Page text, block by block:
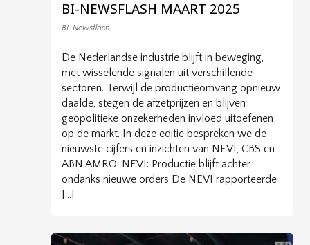
BI-NEWSFLASH MAART 2025
BI-Newsflash
De Nederlandse industrie blijft in beweging,
met wisselende signalen uit verschillende
sectoren. Terwijl de productieomvang opnieuw
daalde, stegen de afzetprijzen en blijven
geopolitieke onzekerheden invloed uitoefenen
op de markt. In deze editie bespreken we de
nieuwste cijfers en inzichten van NEVI, CBS en
ABN AMRO. NEVI: Productie blijft achter
ondanks nieuwe orders De NEVI rapporteerde
[…]